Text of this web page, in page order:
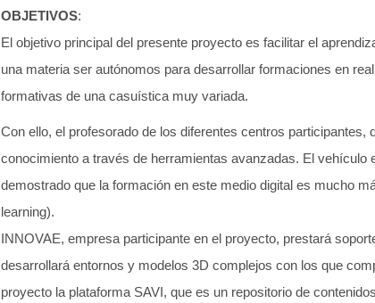
OBJETIVOS:
El objetivo principal del presente proyecto es facilitar el
una materia ser autónomos para desarrollar formaciones en
formativas de una casuística muy variada.
Con ello, el profesorado de los diferentes centros
conocimiento a través de herramientas avanzadas. El
demostrado que la formación en este medio digital es mucho
learning).
INNOVAE, empresa participante en el proyecto, prestará
desarrollará entornos y modelos 3D complejos con los que
proyecto la plataforma SAVI, que es un repositorio de